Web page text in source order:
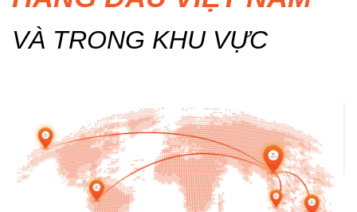
VÀ TRONG KHU VỰC